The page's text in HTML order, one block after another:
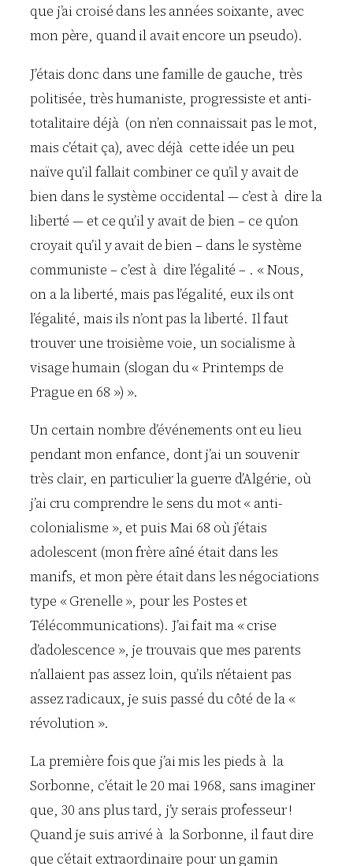
que j’ai croisé dans les années soixante, avec
mon père, quand il avait encore un pseudo).
J’étais donc dans une famille de gauche, très
politisée, très humaniste, progressiste et anti-
totalitaire déjà (on n’en connaissait pas le mot,
mais c’était ça), avec déjà cette idée un peu
naïve qu’il fallait combiner ce qu’il y avait de
bien dans le système occidental — c’est à dire la
liberté — et ce qu’il y avait de bien – ce qu’on
croyait qu’il y avait de bien – dans le système
communiste – c’est à dire l’égalité – . « Nous,
on a la liberté, mais pas l’égalité, eux ils ont
l’égalité, mais ils n’ont pas la liberté. Il faut
trouver une troisième voie, un socialisme à
visage humain (slogan du « Printemps de
Prague en 68 ») ».
Un certain nombre d’événements ont eu lieu
pendant mon enfance, dont j’ai un souvenir
très clair, en particulier la guerre d’Algérie, où
j’ai cru comprendre le sens du mot « anti-
colonialisme », et puis Mai 68 où j’étais
adolescent (mon frère aîné était dans les
manifs, et mon père était dans les négociations
type « Grenelle », pour les Postes et
Télécommunications). J’ai fait ma « crise
d’adolescence », je trouvais que mes parents
n’allaient pas assez loin, qu’ils n’étaient pas
assez radicaux, je suis passé du côté de la «
révolution ».
La première fois que j’ai mis les pieds à la
Sorbonne, c’était le 20 mai 1968, sans imaginer
que, 30 ans plus tard, j’y serais professeur !
Quand je suis arrivé à la Sorbonne, il faut dire
que c’était extraordinaire pour un gamin